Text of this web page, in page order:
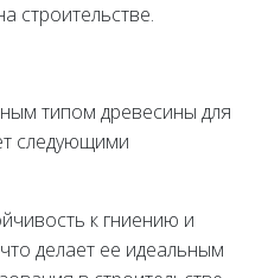
строительстве.
типом древесины для
следующими
к гниению и
делает ее идеальным